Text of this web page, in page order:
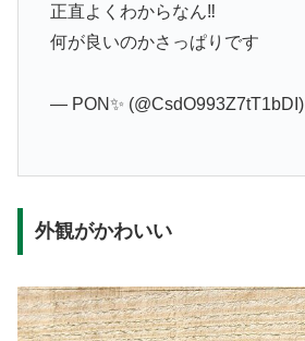
正直よくわからなん‼️
何が良いのかさっぱりです
— PON✨ (@CsdO993Z7tT1bDI)
外観がかわいい